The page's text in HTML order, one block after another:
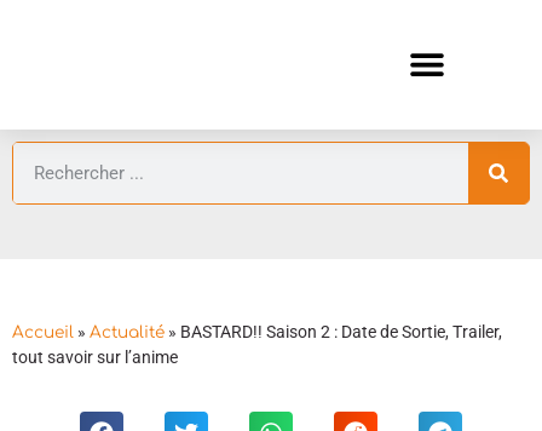
Accueil » Actualité » BASTARD!! Saison 2 : Date de Sortie, Trailer,
tout savoir sur l’anime